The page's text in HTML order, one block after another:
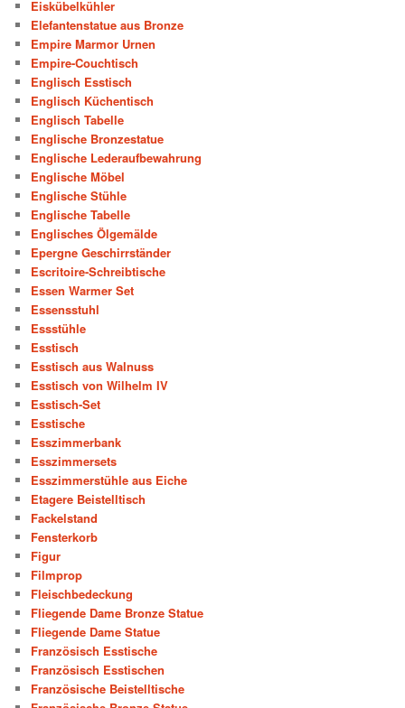
Eiskübelkühler
Elefantenstatue aus Bronze
Empire Marmor Urnen
Empire-Couchtisch
Englisch Esstisch
Englisch Küchentisch
Englisch Tabelle
Englische Bronzestatue
Englische Lederaufbewahrung
Englische Möbel
Englische Stühle
Englische Tabelle
Englisches Ölgemälde
Epergne Geschirrständer
Escritoire-Schreibtische
Essen Warmer Set
Essensstuhl
Essstühle
Esstisch
Esstisch aus Walnuss
Esstisch von Wilhelm IV
Esstisch-Set
Esstische
Esszimmerbank
Esszimmersets
Esszimmerstühle aus Eiche
Etagere Beistelltisch
Fackelstand
Fensterkorb
Figur
Filmprop
Fleischbedeckung
Fliegende Dame Bronze Statue
Fliegende Dame Statue
Französisch Esstische
Französisch Esstischen
Französische Beistelltische